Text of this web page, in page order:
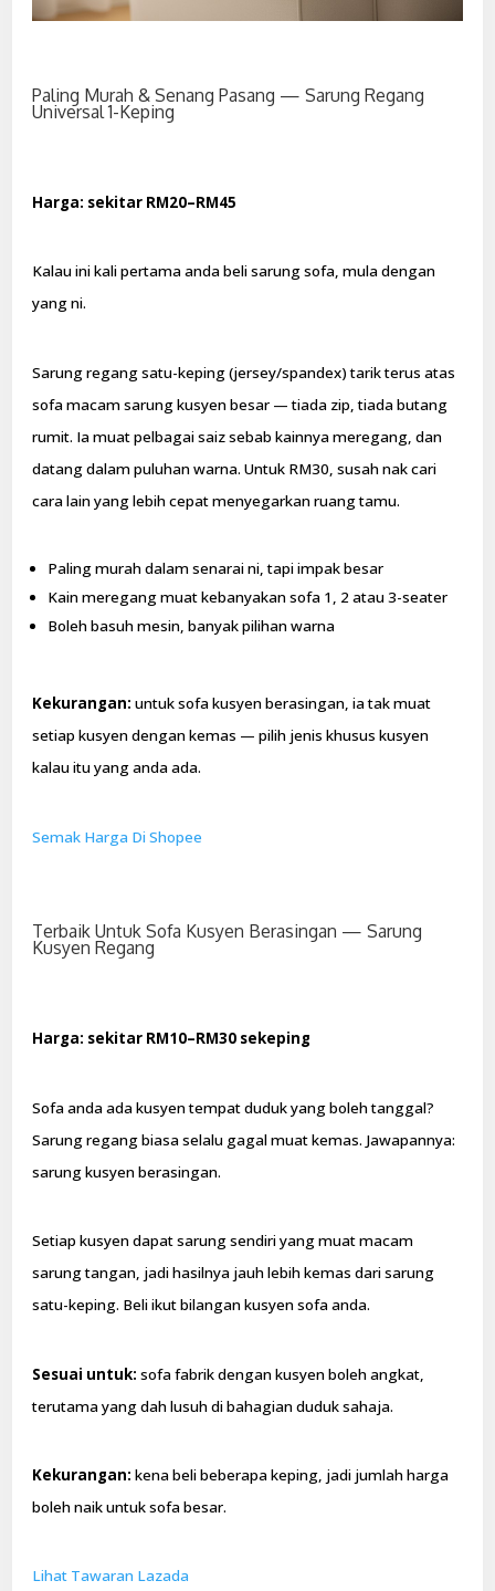
Paling Murah & Senang Pasang — Sarung Regang
Universal 1-Keping
Harga: sekitar RM20–RM45
Kalau ini kali pertama anda beli sarung sofa, mula dengan
yang ni.
Sarung regang satu-keping (jersey/spandex) tarik terus atas
sofa macam sarung kusyen besar — tiada zip, tiada butang
rumit. Ia muat pelbagai saiz sebab kainnya meregang, dan
datang dalam puluhan warna. Untuk RM30, susah nak cari
cara lain yang lebih cepat menyegarkan ruang tamu.
Paling murah dalam senarai ni, tapi impak besar
Kain meregang muat kebanyakan sofa 1, 2 atau 3-seater
Boleh basuh mesin, banyak pilihan warna
Kekurangan: untuk sofa kusyen berasingan, ia tak muat
setiap kusyen dengan kemas — pilih jenis khusus kusyen
kalau itu yang anda ada.
Semak Harga Di Shopee
Terbaik Untuk Sofa Kusyen Berasingan — Sarung
Kusyen Regang
Harga: sekitar RM10–RM30 sekeping
Sofa anda ada kusyen tempat duduk yang boleh tanggal?
Sarung regang biasa selalu gagal muat kemas. Jawapannya:
sarung kusyen berasingan.
Setiap kusyen dapat sarung sendiri yang muat macam
sarung tangan, jadi hasilnya jauh lebih kemas dari sarung
satu-keping. Beli ikut bilangan kusyen sofa anda.
Sesuai untuk: sofa fabrik dengan kusyen boleh angkat,
terutama yang dah lusuh di bahagian duduk sahaja.
Kekurangan: kena beli beberapa keping, jadi jumlah harga
boleh naik untuk sofa besar.
Lihat Tawaran Lazada